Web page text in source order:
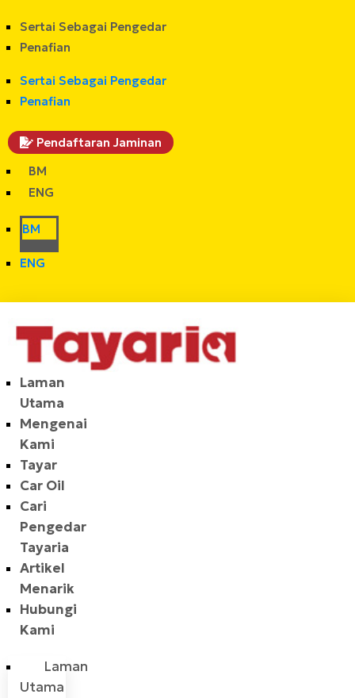
Sertai Sebagai Pengedar
Penafian
Sertai Sebagai Pengedar
Penafian
Pendaftaran Jaminan
BM
ENG
BM
ENG
Laman
Utama
Mengenai
Kami
Tayar
Car Oil
Cari
Pengedar
Tayaria
Artikel
Menarik
Hubungi
Kami
Laman
Utama